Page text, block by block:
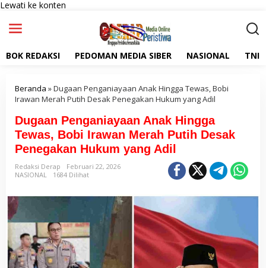
Lewati ke konten
BOK REDAKSI PEDOMAN MEDIA SIBER NASIONAL TNI
Beranda »Dugaan Penganiayaan Anak Hingga Tewas, Bobi
Irawan Merah Putih Desak Penegakan Hukum yang Adil
Dugaan Penganiayaan Anak Hingga
Tewas, Bobi Irawan Merah Putih Desak
Penegakan Hukum yang Adil
Redaksi Derap
Februari 22, 2026
NASIONAL
1684 Dilihat